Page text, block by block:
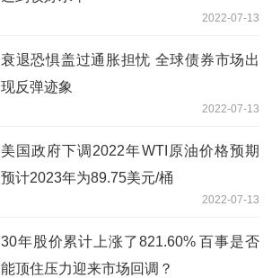
2022-07-13
衰退恐惧盖过通胀担忧 全球债券市场出
现反弹迹象
2022-07-13
美国政府下调2022年WTI原油价格预期
预计2023年为89.75美元/桶
2022-07-13
30年股价累计上涨了821.60% 百事是否
能顶住压力迎来市场回调？